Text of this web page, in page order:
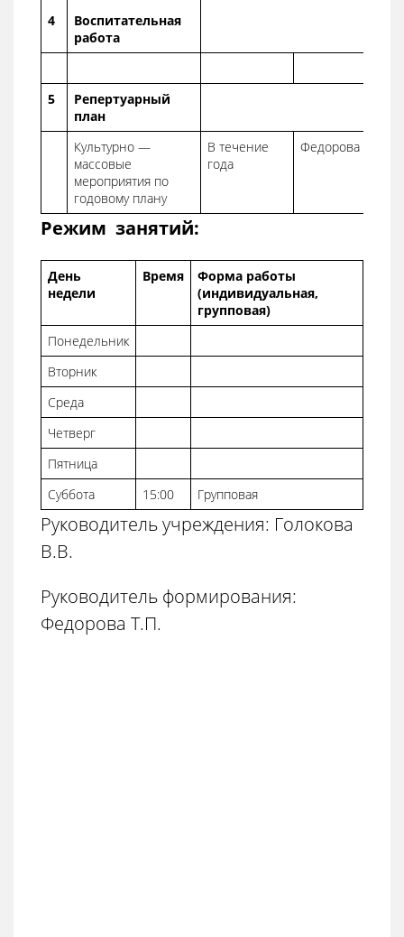
4
Воспитательная
работа
5
Репертуарный
план
Культурно —
массовые
мероприятия по
годовому плану
В течение
года
Федорова Т.П.
Режим занятий:
День
недели
Время
Форма работы
(индивидуальная,
групповая)
Понедельник
Вторник
Среда
Четверг
Пятница
Суббота
15:00 Групповая
Руководитель учреждения: Голокова
В.В.
Руководитель формирования:
Федорова Т.П.